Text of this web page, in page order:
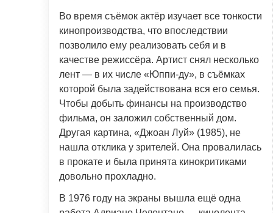
Во время съёмок актёр изучает все тонкости
кинопроизводства, что впоследствии
позволило ему реализовать себя и в
качестве режиссёра. Артист снял несколько
лент — в их числе «Юппи-ду», в съёмках
которой была задействована вся его семья.
Чтобы добыть финансы на производство
фильма, он заложил собственный дом.
Другая картина, «Джоан Луй» (1985), не
нашла отклика у зрителей. Она провалилась
в прокате и была принята кинокритиками
довольно прохладно.
В 1976 году на экраны вышла ещё одна